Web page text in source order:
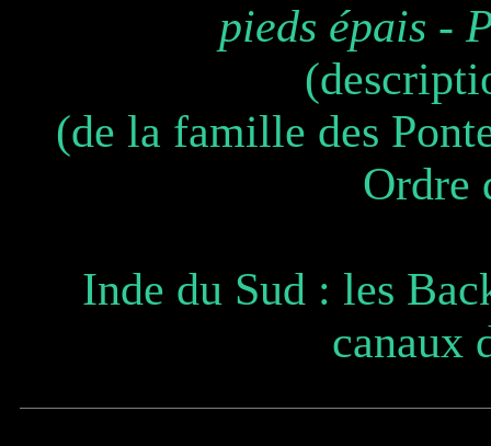
pieds épais -
(de la famille des
Ordre
Inde du Sud : les
canaux